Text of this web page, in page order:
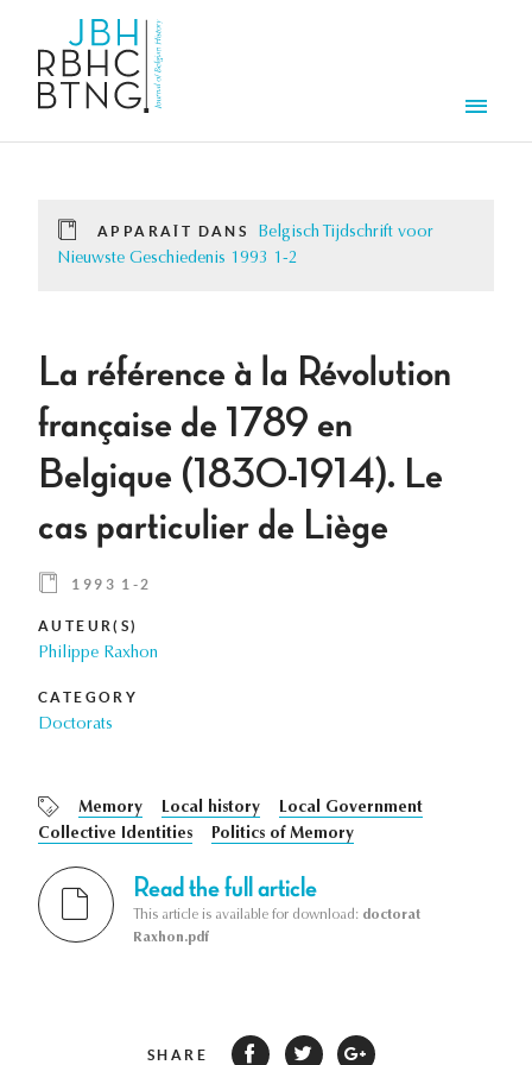
APPARAÎT DANS
Belgisch Tijdschrift voor
Nieuwste Geschiedenis 1993 1-2
La référence à la Révolution
française de 1789 en
Belgique (1830-1914). Le
cas particulier de Liège
1993 1-2
AUTEUR(S)
Philippe Raxhon
CATEGORY
Doctorats
Memory Local history
Local Government
Collective Identities
Politics of Memory
Read the full article
This article is available for download: doctorat
Raxhon.pdf
SHARE